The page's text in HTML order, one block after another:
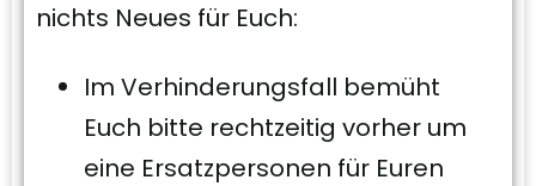
nichts Neues für Euch:
Im Verhinderungsfall bemüht
Euch bitte rechtzeitig vorher um
eine Ersatzpersonen für Euren